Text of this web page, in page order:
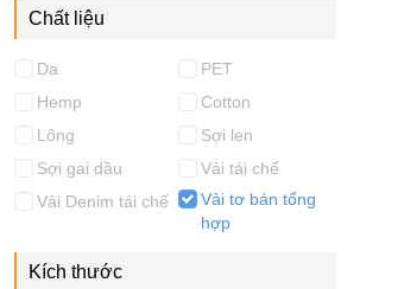
Chất liệu
Da
PET
Hemp
Cotton
Lông
Sợi len
Sợi gai dầu
Vải tái chế
Vải Denim tái chế
Vải tơ bán tổng
hợp
Kích thước